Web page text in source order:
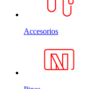
Accesorios